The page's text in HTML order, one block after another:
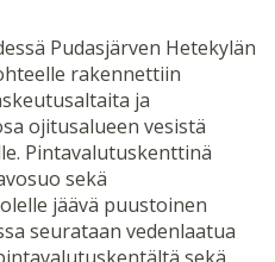
Pudasjärven Hetekylän
rakennettiin
ja
ojitusalueen vesistä
Pintavalutuskenttinä
sekä
jäävä puustoinen
seurataan vedenlaatua